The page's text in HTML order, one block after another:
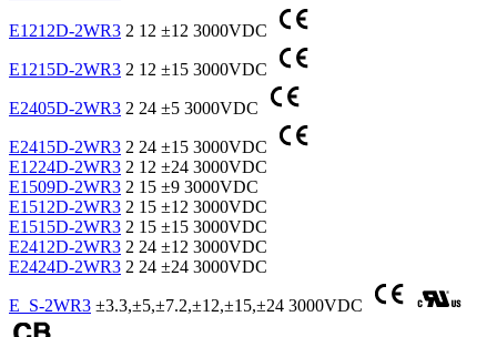
E1212D-2WR3 2 12 ±12 3000VDC
E1215D-2WR3 2 12 ±15 3000VDC
E2405D-2WR3 2 24 ±5 3000VDC
E2415D-2WR3 2 24 ±15 3000VDC
E1224D-2WR3 2 12 ±24 3000VDC
E1509D-2WR3 2 15 ±9 3000VDC
E1512D-2WR3 2 15 ±12 3000VDC
E1515D-2WR3 2 15 ±15 3000VDC
E2412D-2WR3 2 24 ±12 3000VDC
E2424D-2WR3 2 24 ±24 3000VDC
E_S-2WR3 ±3.3,±5,±7.2,±12,±15,±24 3000VDC